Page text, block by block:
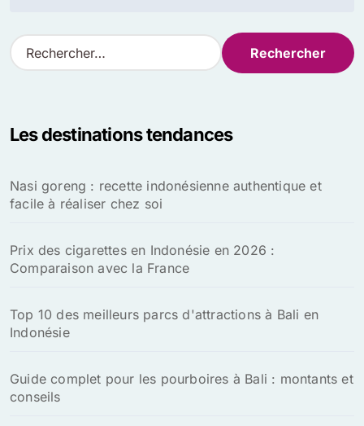
R
e
r
e
r
Les destinations tendances
Nasi goreng : recette indonésienne authentique et
facile à réaliser chez soi
Prix des cigarettes en Indonésie en 2026 :
Comparaison avec la France
Top 10 des meilleurs parcs d'attractions à Bali en
Indonésie
Guide complet pour les pourboires à Bali : montants et
conseils